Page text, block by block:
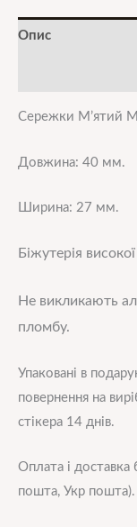
Опис
Сережки М’ятий
Довжина: 40 мм.
Ширина: 27 мм.
Біжутерія високої
Не викликають
пломбу.
Упаковані в
повернення на
стікера 14 днів.
Оплата і
пошта, Укр пошта).